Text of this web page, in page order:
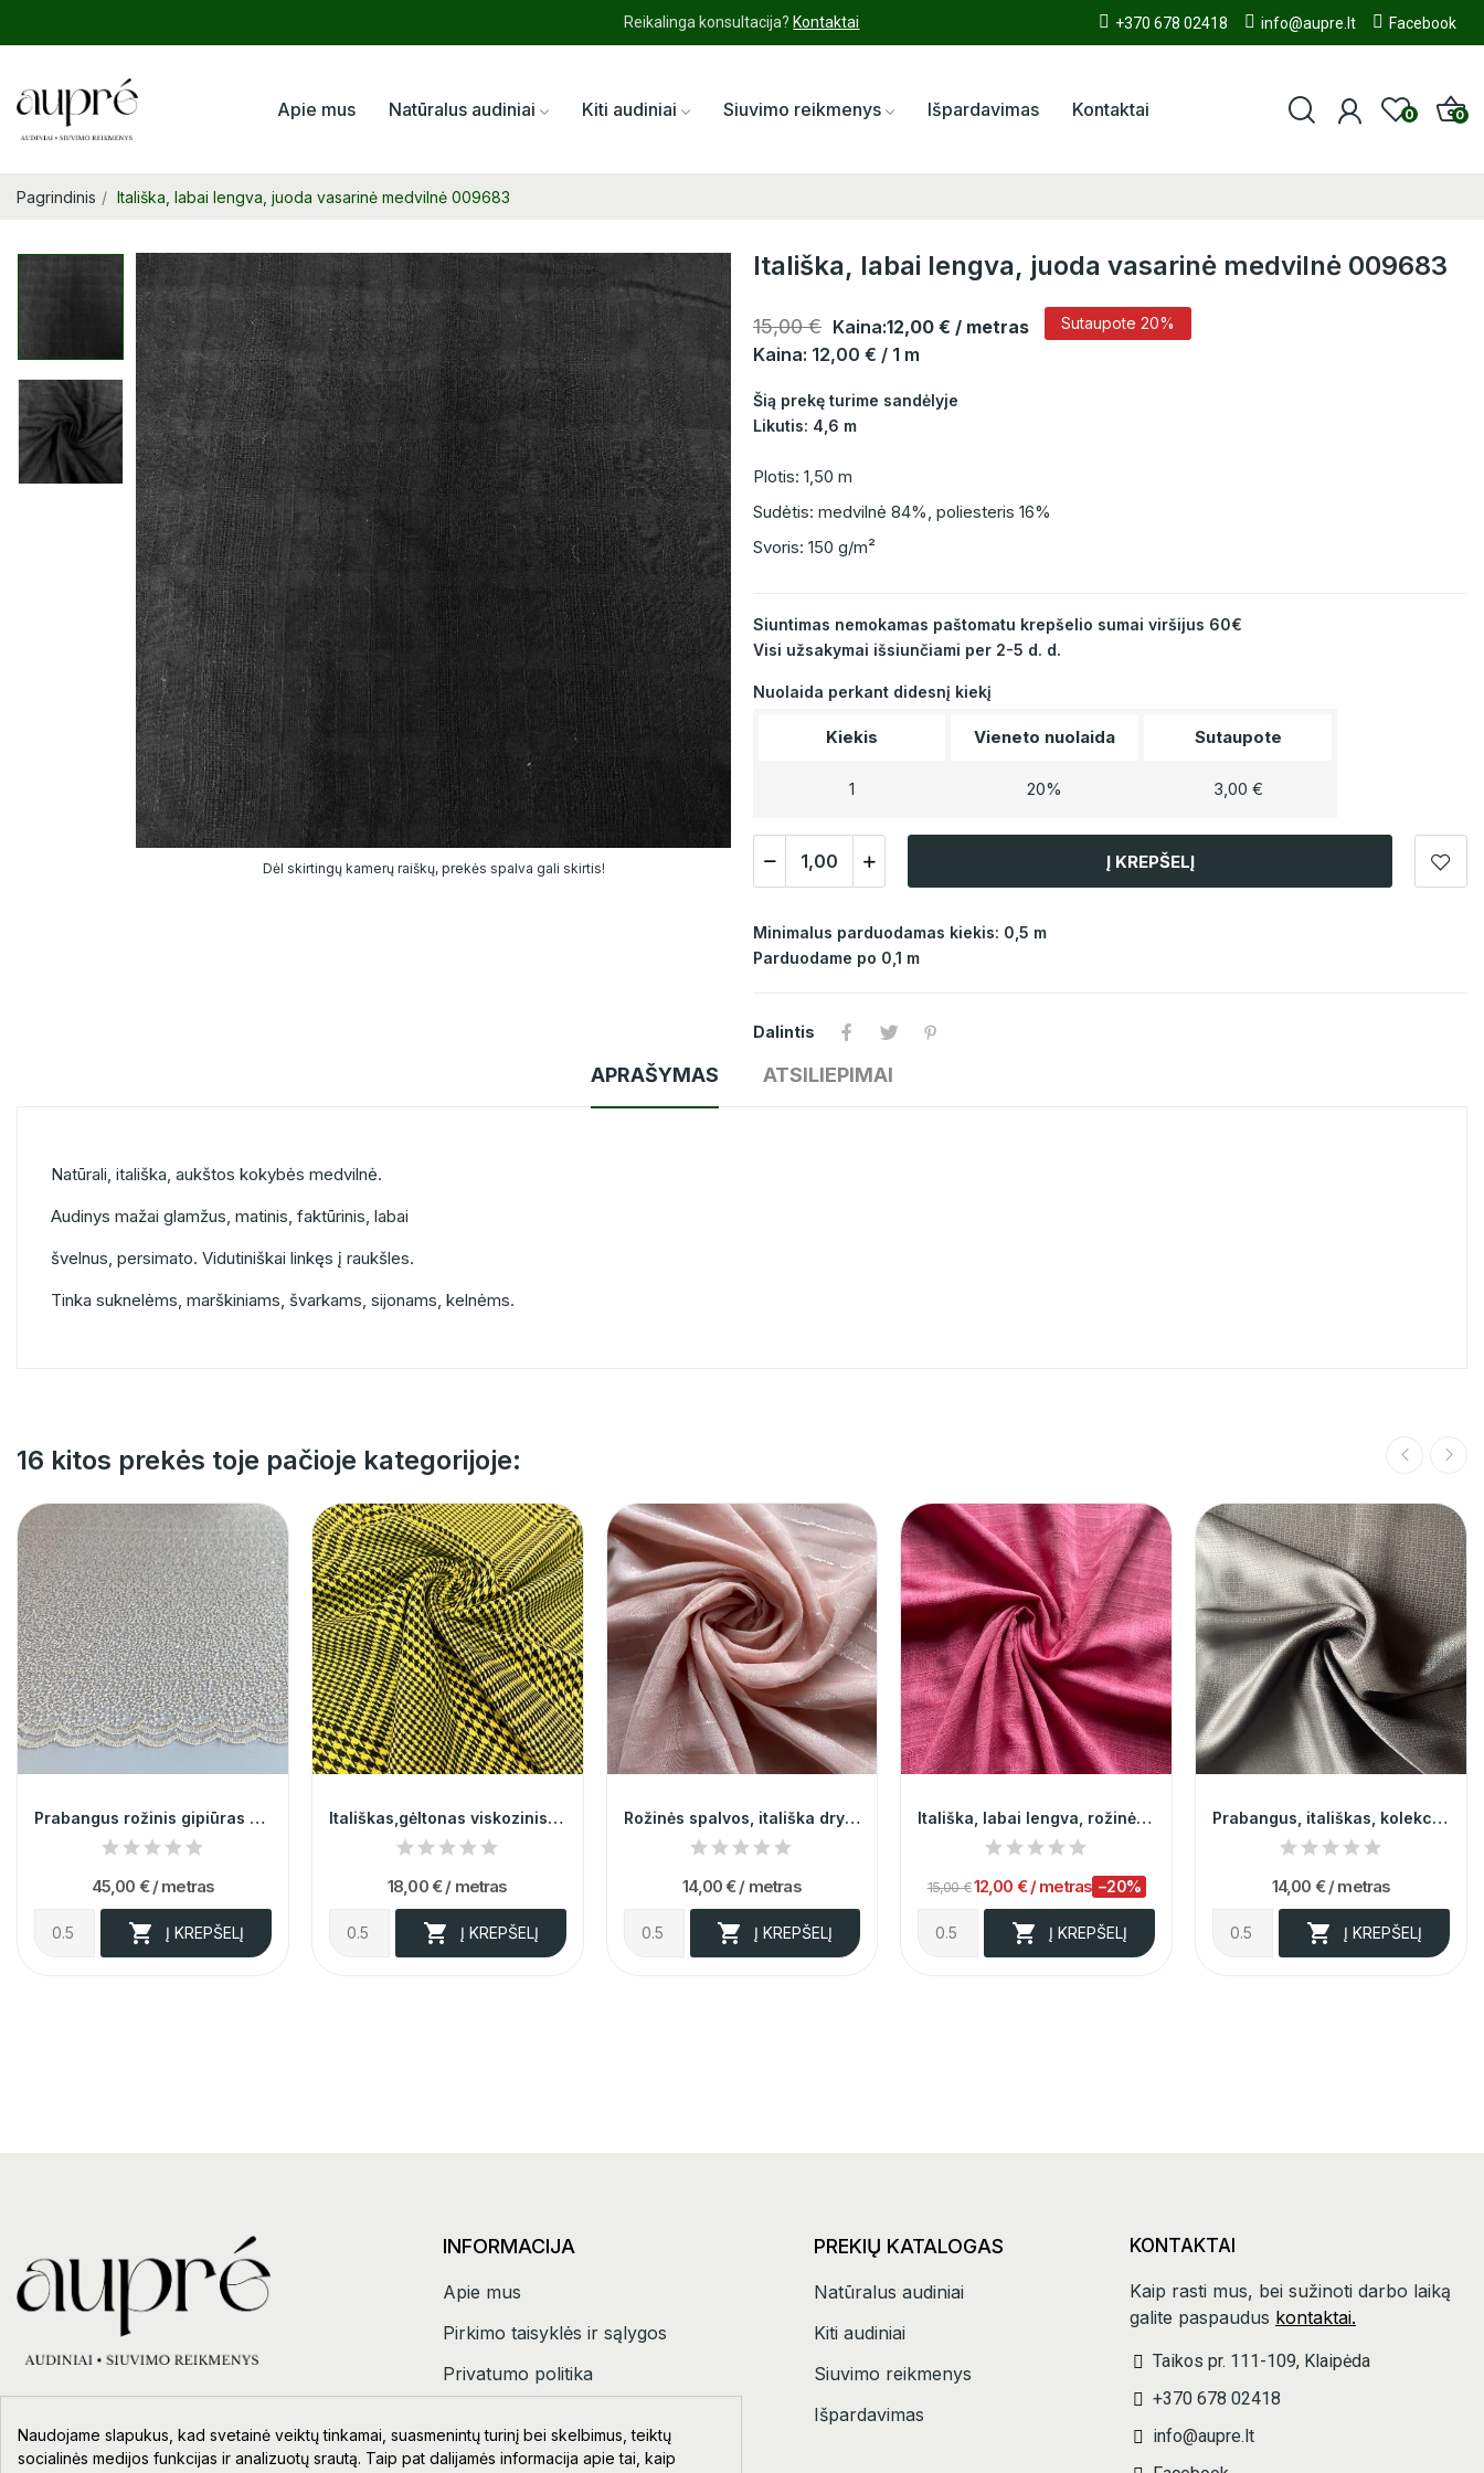
Reikalinga konsultacija? Kontaktai +370 678 02418 info@aupre.lt Facebook
Apie mus Natūralus audiniai Kiti audiniai Siuvimo reikmenys Išpardavimas Kontaktai 0 0
Pagrindinis Itališka, labai lengva, juoda vasarinė medvilnė 009683
Dėl skirtingų kamerų raiškų, prekės spalva gali skirtis!
Itališka, labai lengva, juoda vasarinė medvilnė 009683
15,00 € Kaina:12,00 € / metras Sutaupote 20%
Kaina: 12,00 € / 1 m
Šią prekę turime sandėlyje
Likutis: 4,6 m
Plotis: 1,50 m
Sudėtis: medvilnė 84%, poliesteris 16%
Svoris: 150 g/m²
Siuntimas nemokamas paštomatu krepšelio sumai viršijus 60€
Visi užsakymai išsiunčiami per 2-5 d. d.
Nuolaida perkant didesnį kiekį
Kiekis Vieneto nuolaida Sutaupote
1 20% 3,00 €
Į KREPŠELĮ
Minimalus parduodamas kiekis: 0,5 m
Parduodame po 0,1 m
Dalintis
APRAŠYMAS ATSILIEPIMAI
Natūrali, itališka, aukštos kokybės medvilnė.
Audinys mažai glamžus, matinis, faktūrinis, labai
švelnus, persimato. Vidutiniškai linkęs į raukšles.
Tinka suknelėms, marškiniams, švarkams, sijonams, kelnėms.
16 kitos prekės toje pačioje kategorijoje:
Prabangus rožinis gipiūras siuvinėtas žvyneliais
45,00 € / metras
 Į KREPŠELĮ
Itališkas,gėltonas viskozinis audinys 013922
18,00 € / metras
 Į KREPŠELĮ
Rožinės spalvos, itališka dryžuota organza
14,00 €/ metras
 Į KREPŠELĮ
Itališka, labai lengva, rožinė vasarinė...
15,00 €12,00 € / metras −20%
 Į KREPŠELĮ
Prabangus, itališkas, kolekcinis, juodos...
14,00 € / metras
 Į KREPŠELĮ
INFORMACIJA
Apie mus
Pirkimo taisyklės ir sąlygos
Privatumo politika
PREKIŲ KATALOGAS
Natūralus audiniai
Kiti audiniai
Siuvimo reikmenys
Išpardavimas
KONTAKTAI
Kaip rasti mus, bei sužinoti darbo laiką
galite paspaudus kontaktai.
Taikos pr. 111-109, Klaipėda
+370 678 02418
info@aupre.lt
Naudojame slapukus, kad svetainė veiktų tinkamai, suasmenintų turinį bei skelbimus, teiktų
socialinės medijos funkcijas ir analizuotų srautą. Taip pat dalijamės informacija apie tai, kaip